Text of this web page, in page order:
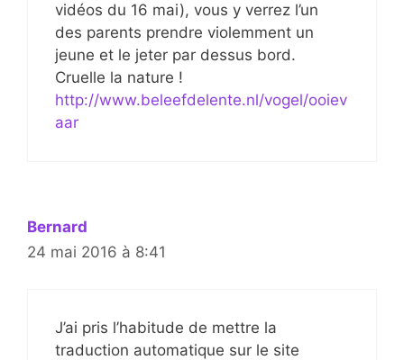
vidéos du 16 mai), vous y verrez l’un
des parents prendre violemment un
jeune et le jeter par dessus bord.
Cruelle la nature !
http://www.beleefdelente.nl/vogel/ooiev
aar
Bernard
24 mai 2016 à 8:41
J’ai pris l’habitude de mettre la
traduction automatique sur le site